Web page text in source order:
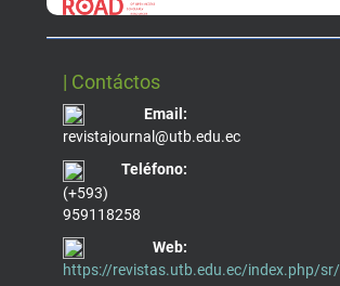
| Contáctos
Email:
revistajournal@utb.edu.ec
Teléfono:
(+593)
959118258
Web:
https://revistas.utb.edu.ec/index.php/sr/